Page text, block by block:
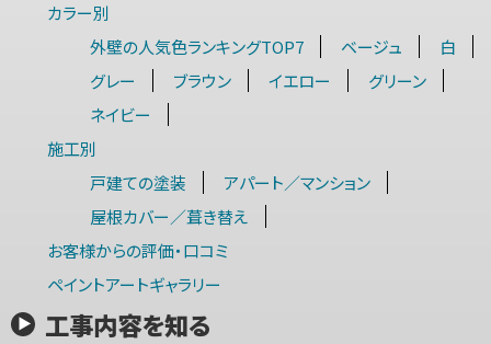
カラー別
外壁の人気色ランキングTOP7
ベージュ
白
グレー
ブラウン イエロー
グリーン
ネイビー
施工別
戸建ての塗装
アパート／マンション
屋根カバー／葺き替え
お客様からの評価・口コミ
ペイントアートギャラリー
工事内容を知る